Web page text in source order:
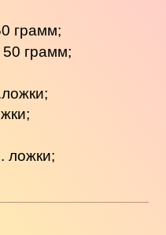
грамм;
грамм;
ложки;